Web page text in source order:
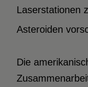
Laserstationen
Asteroiden
Die